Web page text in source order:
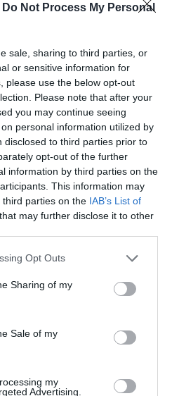
Do Not Process My Personal
sale, sharing to third parties, or
or sensitive information for
please use the below opt-out
Please note that after your
you may continue seeing
personal information utilized by
disclosed to third parties prior to
opt-out of the further
information by third parties on the
This information may
parties on the IAB’s List of
that may further disclose it to other
Opt Outs
Sharing of my
Sale of my
my
Advertising.